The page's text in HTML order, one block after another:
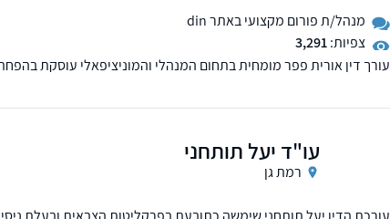
מנהל/ת פורום מקצועי באתר din
צפיות:3,291
עורך דין אורית פפר מומחית בתחום המנהלי והמוניציפאלי עוסקת
עו"ד יעל תותחני
רמת גן